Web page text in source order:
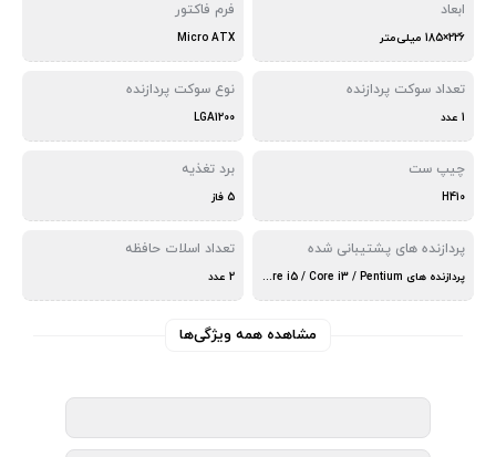
ابعاد
226×185 میلی‌متر
فرم فاکتور
Micro ATX
تعداد سوکت پردازنده
1 عدد
نوع سوکت پردازنده
LGA1200
چیپ ست
H410
برد تغذیه
5 فاز
پردازنده های پشتیبانی شده
پردازنده های Core i9 / Core i7 / Core i5 / Core i3 / Pentium و Celeron
تعداد اسلات حافظه
2 عدد
مشاهده همه ویژگی‌ها